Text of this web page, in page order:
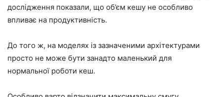
дослідження показали, що об’єм кешу не особливо
впливає на продуктивність.
До того ж, на моделях із зазначеними архітектурами
просто не може бути занадто маленький для
нормальної роботи кеш.